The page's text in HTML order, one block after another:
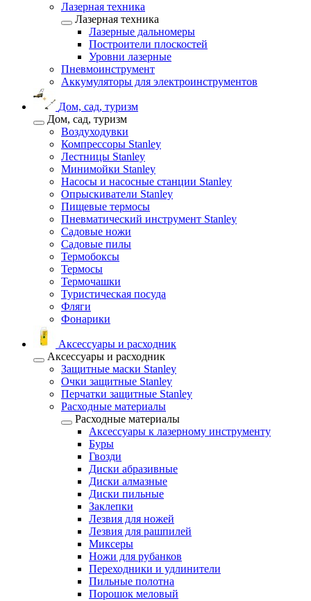
Лазерная техника
Лазерная техника
Лазерные дальномеры
Построители плоскостей
Уровни лазерные
Пневмоинструмент
Аккумуляторы для электроинструментов
Дом, сад, туризм
Дом, сад, туризм
Воздуходувки
Компрессоры Stanley
Лестницы Stanley
Минимойки Stanley
Насосы и насосные станции Stanley
Опрыскиватели Stanley
Пищевые термосы
Пневматический инструмент Stanley
Садовые ножи
Садовые пилы
Термобоксы
Термосы
Термочашки
Туристическая посуда
Фляги
Фонарики
Аксессуары и расходник
Аксессуары и расходник
Защитные маски Stanley
Очки защитные Stanley
Перчатки защитные Stanley
Расходные материалы
Расходные материалы
Аксессуары к лазерному инструменту
Буры
Гвозди
Диски абразивные
Диски алмазные
Диски пильные
Заклепки
Лезвия для ножей
Лезвия для рашпилей
Миксеры
Ножи для рубанков
Переходники и удлинители
Пильные полотна
Порошок меловый